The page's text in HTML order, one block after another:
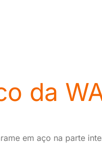
da
em aço na parte